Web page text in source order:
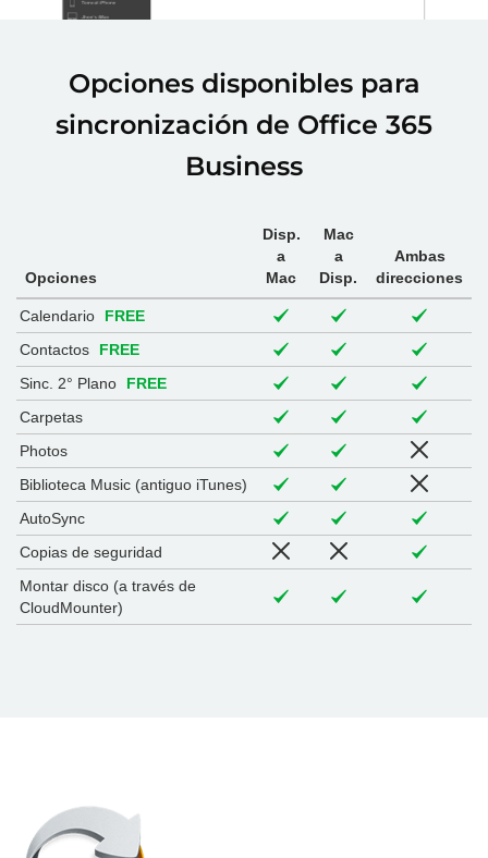
Opciones disponibles para
sincronización de Office 365
Business
Opciones
Disp.
a
Mac
Mac
a
Disp.
Ambas
direcciones
Calendario
FREE
Contactos
FREE
Sinc. 2° Plano
FREE
Carpetas
Photos
Biblioteca Music (antiguo iTunes)
AutoSync
Copias de seguridad
Montar disco (a través de
CloudMounter)